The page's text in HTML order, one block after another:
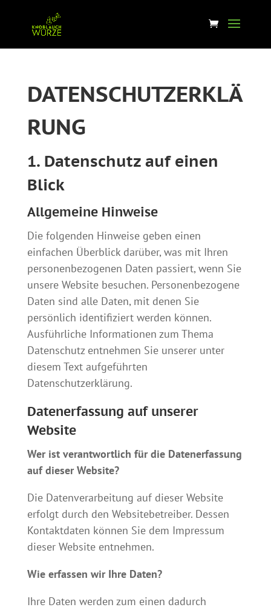
DATENSCHUTZERKLÄ
RUNG
1. Datenschutz auf einen
Blick
Allgemeine Hinweise
Die folgenden Hinweise geben einen
einfachen Überblick darüber, was mit Ihren
personenbezogenen Daten passiert, wenn Sie
unsere Website besuchen. Personenbezogene
Daten sind alle Daten, mit denen Sie
persönlich identifiziert werden können.
Ausführliche Informationen zum Thema
Datenschutz entnehmen Sie unserer unter
diesem Text aufgeführten
Datenschutzerklärung.
Datenerfassung auf unserer
Website
Wer ist verantwortlich für die Datenerfassung
auf dieser Website?
Die Datenverarbeitung auf dieser Website
erfolgt durch den Websitebetreiber. Dessen
Kontaktdaten können Sie dem Impressum
dieser Website entnehmen.
Wie erfassen wir Ihre Daten?
Ihre Daten werden zum einen dadurch